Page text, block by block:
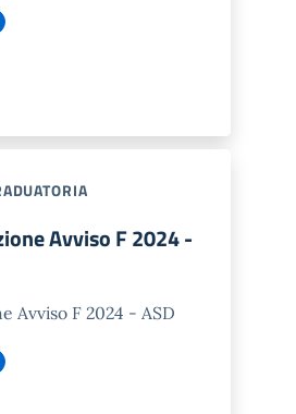
Avviso F 2024 -
Avviso F 2024 - ASD